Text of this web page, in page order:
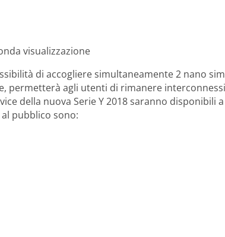
visualizzazione
di accogliere simultaneamente 2 nano
permetterà agli utenti di rimanere
della nuova Serie Y 2018 saranno disponibili
pubblico sono: